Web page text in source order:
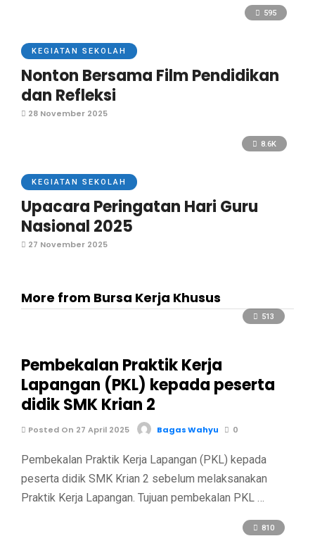
595
KEGIATAN SEKOLAH
Nonton Bersama Film Pendidikan
dan Refleksi
28 November 2025
8.6K
KEGIATAN SEKOLAH
Upacara Peringatan Hari Guru
Nasional 2025
27 November 2025
More from Bursa Kerja Khusus
513
Pembekalan Praktik Kerja
Lapangan (PKL) kepada peserta
didik SMK Krian 2
Posted On 27 April 2025 Bagas Wahyu 0
Pembekalan Praktik Kerja Lapangan (PKL) kepada
peserta didik SMK Krian 2 sebelum melaksanakan
Praktik Kerja Lapangan. Tujuan pembekalan PKL …
810